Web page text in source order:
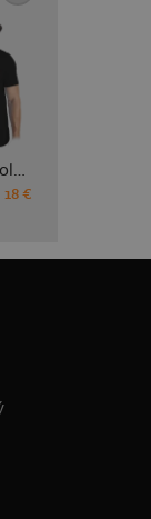
pánska polokošeľa
18 €